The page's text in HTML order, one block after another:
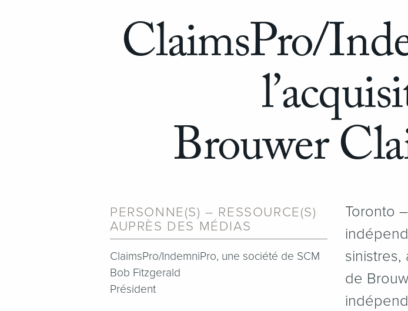
ClaimsPro/
Brouwer
Toronto
sinistres,
de
PERSONNE(S) – RESSOURCE(S)
AUPRÈS DES MÉDIAS
ClaimsPro/IndemniPro, une société de SCM
Bob Fitzgerald
Président